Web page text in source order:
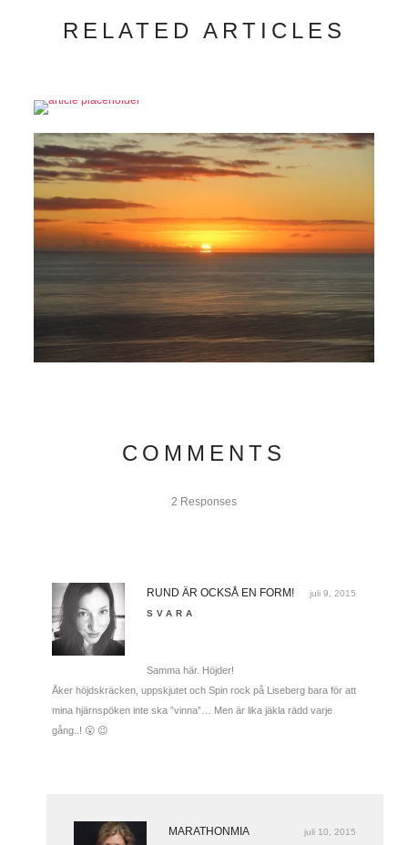
RELATED ARTICLES
COMMENTS
2 Responses
juli 9, 2015
RUND ÄR OCKSÅ EN FORM!
SVARA
Samma här. Höjder!
Åker höjdskräcken, uppskjutet och Spin rock på Liseberg bara för att
mina hjärnspöken inte ska ”vinna”… Men är lika jäkla rädd varje
gång..! 😮 😉
juli 10, 2015
MARATHONMIA